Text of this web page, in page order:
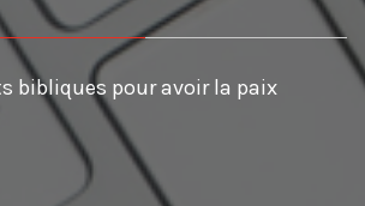
bibliques pour avoir la paix